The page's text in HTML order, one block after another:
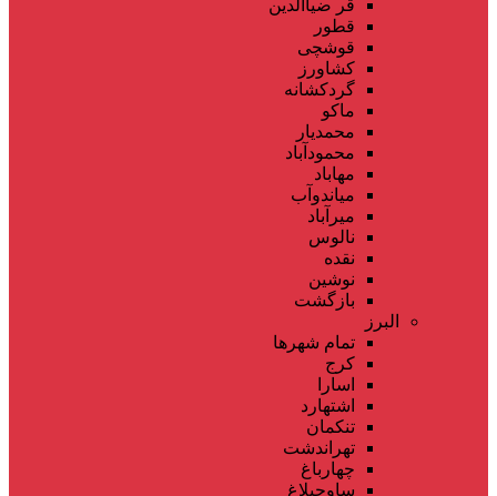
قر ضیاالدین
قطور
قوشچی
کشاورز
گردکشانه
ماکو
محمدیار
محمودآباد
مهاباد
میاندوآب
میرآباد
نالوس
نقده
نوشین
بازگشت
البرز
تمام شهر‌ها
کرج
اسارا
اشتهارد
تنکمان
تهراندشت
چهارباغ
ساوجبلاغ